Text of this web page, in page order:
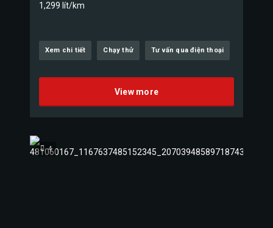
1,299 lít/km
Xem chi tiết Chạy thử Tư vấn qua điện thoại
View more
4